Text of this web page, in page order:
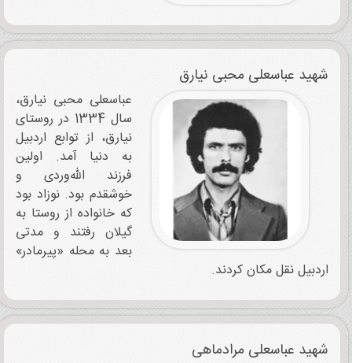
شهید ‌‌‌عباسعلی محبی نیارق
عباسعلی محبی نیارق،‌‌‌
سال 1334 در روستای
نیارق، از توابع اردبیل
به دنیا آمد. اولین
فرزند الله‌وردی و
خوشقدم بود. نوزاد بود
که خانواده از روستا به
گیلان رفتند و مدتی
بعد به محله «پیرمادر»
اردبیل نقل مکان کردند.
شهید عباسعلی مرادماهی